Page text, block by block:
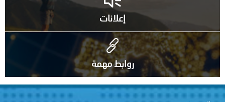
روابط مهمة